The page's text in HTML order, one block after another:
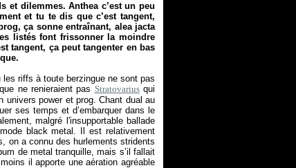
et dilemmes. Anthea c’est un peu
et tu te dis que c’est tangent,
ça sonne entraînant, alea jacta
listés font frissonner la moindre
tangent, ça peut tangenter en bas
riffs à toute berzingue ne sont pas
ne renieraient pas Stratovariusqui
power et prog. Chant dual au
ses temps et d’embarquer dans le
malgré l'insupportable ballade
black metal. Il est relativement
on a connu des hurlements stridents
de metal tranquille, mais s’il fallait
il apporte une aération agréable